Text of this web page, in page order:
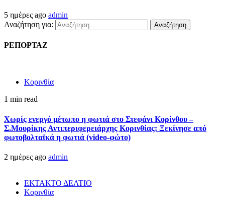
5 ημέρες ago admin
Αναζήτηση για:
ΡΕΠΟΡΤΑΖ
Κορινθία
1 min read
Χωρίς ενεργό μέτωπο η φωτιά στο Στεφάνι Κορίνθου –
Σ.Μουρίκης Αντιπεριφερειάρχης Κορινθίας: Ξεκίνησε από
φωτοβολταϊκά η φωτιά (video-φώτο)
2 ημέρες ago admin
ΕΚΤΑΚΤΟ ΔΕΛΤΙΟ
Κορινθία